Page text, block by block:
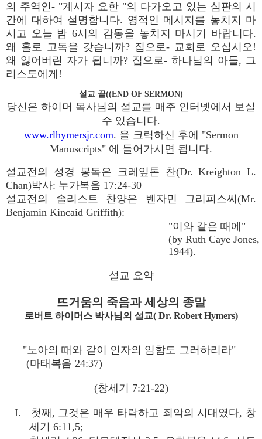
의 주역인- "계시자 요한 "의 다가오고 있는 심판의 시
간에 대하여 설명합니다. 영적인 메시지를 놓치지 마
시고 오늘 밤 6시의 감동을 놓치지 마시기 바랍니다.
왜 홀로 고독을 갖습니까? 집으로- 교회로 오십시오!
왜 잃어버린 자가 됩니까? 집으로- 하나님의 아들, 그
리스도에게!
설교 끝((END OF SERMON)
당신은 하이머 목사님의 설교를 매주 인터넷에서 보실
수 있습니다.
www.rlhymersjr.com. 을 크릭하신 후에 "Sermon
Manuscripts" 에 들어가시면 됩니다.
설교전의 성경 봉독은 크레잎톤 찬(Dr. Kreighton L.
Chan)박사: 누가복음 17:24-30
설교전의 솔리스트 찬양은 벤자민 그리피스씨(Mr.
Benjamin Kincaid Griffith):
"이와 같은 때에"
(by Ruth Caye Jones,
1944).
설교 요약
뜨거움의 죽음과 세상의 종말
로버트 하이머스 박사님의 설교( Dr. Robert Hymers)
"노아의 때와 같이 인자의 임함도 그러하리라"
(마태복음 24:37)
(창세기 7:21-22)
I. 첫째, 그것은 매우 타락하고 죄악의 시대였다, 창
세기 6:11,5;